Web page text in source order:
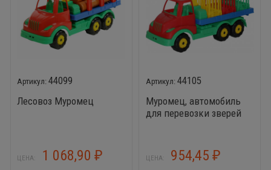
44099
Лесовоз Муромец
ЦЕНА: 1 068,90 ₽
44105
Муромец, автомобиль
для перевозки зверей
ЦЕНА: 954,45₽